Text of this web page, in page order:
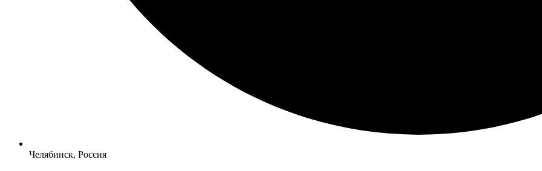
Челябинск, Россия